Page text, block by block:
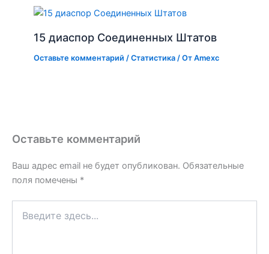
15 диаспор Соединенных Штатов
Оставьте комментарий /Статистика / ОтAmexc
Оставьте комментарий
Ваш адрес email не будет опубликован. Обязательные
поля помечены *
здесь...